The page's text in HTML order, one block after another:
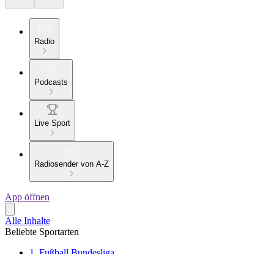
Radio
Podcasts
Live Sport
Radiosender von A-Z
App öffnen
Alle Inhalte
Beliebte Sportarten